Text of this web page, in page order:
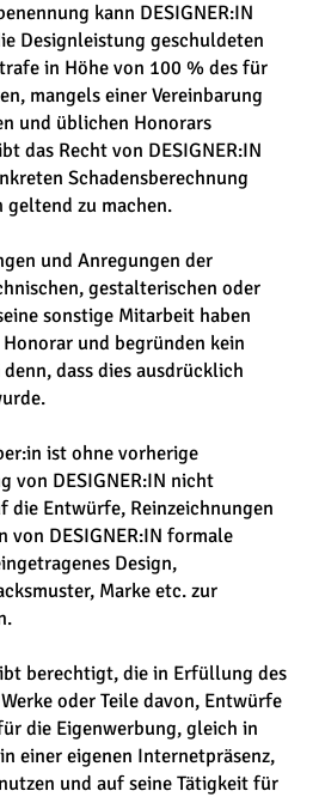
kann DESIGNER:IN
Designleistung geschuldeten
in Höhe von 100 % des für
mangels einer Vereinbarung
und üblichen Honorars
das Recht von DESIGNER:IN
Schadensberechnung
geltend zu machen.
und Anregungen der
gestalterischen oder
sonstige Mitarbeit haben
und begründen kein
dass dies ausdrücklich
ist ohne vorherige
von DESIGNER:IN nicht
die Entwürfe, Reinzeichnungen
von DESIGNER:IN formale
Design,
Marke etc. zur
berechtigt, die in Erfüllung des
oder Teile davon, Entwürfe
die Eigenwerbung, gleich in
einer eigenen Internetpräsenz,
und auf seine Tätigkeit für